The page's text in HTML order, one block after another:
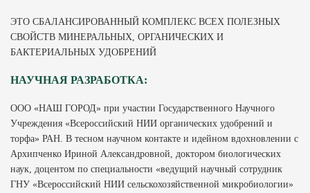
ЭТО СБАЛАНСИРОВАННЫЙ КОМПЛЕКС ВСЕХ ПОЛЕЗНЫХ
СВОЙСТВ МИНЕРАЛЬНЫХ, ОРГАНИЧЕСКИХ И
БАКТЕРИАЛЬНЫХ УДОБРЕНИЙ
НАУЧНАЯ РАЗРАБОТКА:
ООО «НАШ ГОРОД» при участии Государственного Научного
Учреждения «Всероссийский НИИ органических удобрений и
торфа» РАН. В тесном научном контакте и идейном вдохновлении с
Архипченко Ириной Александровной, доктором биологических
наук, доцентом по специальности «ведущий научный сотрудник
ГНУ «Всероссийский НИИ сельскохозяйственной микробиологии»